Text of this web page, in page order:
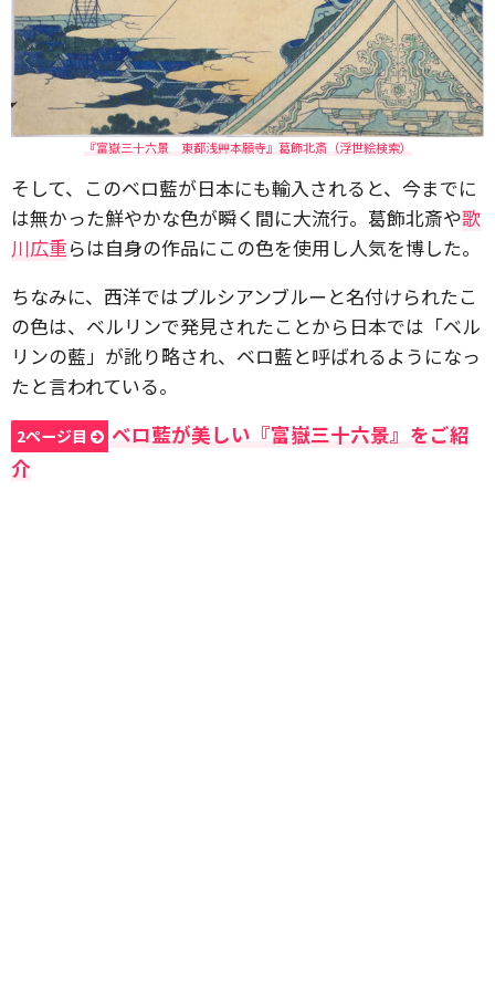
『富嶽三十六景 東都浅艸本願寺』葛飾北斎（浮世絵検索）
そして、このベロ藍が日本にも輸入されると、今までに
は無かった鮮やかな色が瞬く間に大流行。葛飾北斎や歌
川広重らは自身の作品にこの色を使用し人気を博した。
ちなみに、西洋ではプルシアンブルーと名付けられたこ
の色は、ベルリンで発見されたことから日本では「ベル
リンの藍」が訛り略され、ベロ藍と呼ばれるようになっ
たと言われている。
2ページ目
ベロ藍が美しい『富嶽三十六景』をご紹
介